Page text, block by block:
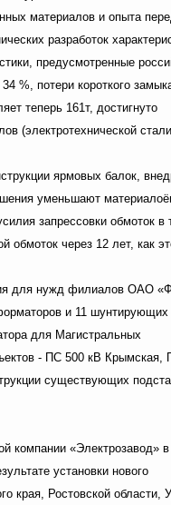
материалов и опыта
разработок
предусмотренные
%, потери короткого
теперь 161т, достигнуто
(электротехнической
ярмовых балок,
уменьшают
запрессовки обмоток в
обмоток через 12 лет, как
для нужд филиалов ОАО
и 11 шунтирующих
для Магистральных
- ПС 500 кВ Крымская,
существующих
компании «Электрозавод» в
установки нового
края, Ростовской области,